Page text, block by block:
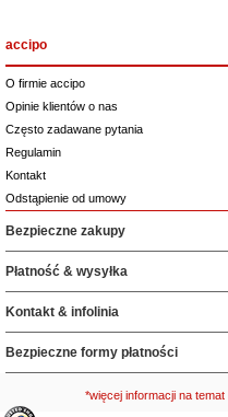
accipo
O firmie accipo
Opinie klientów o nas
Często zadawane pytania
Regulamin
Kontakt
Odstąpienie od umowy
Bezpieczne zakupy
Płatność & wysyłka
Kontakt & infolinia
Bezpieczne formy płatności
*więcej informacji na